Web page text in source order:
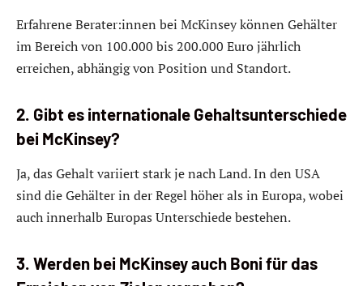
Erfahrene Berater:innen bei McKinsey können Gehälter
im Bereich von 100.000 bis 200.000 Euro jährlich
erreichen, abhängig von Position und Standort.
2. Gibt es internationale Gehaltsunterschiede
bei McKinsey?
Ja, das Gehalt variiert stark je nach Land. In den USA
sind die Gehälter in der Regel höher als in Europa, wobei
auch innerhalb Europas Unterschiede bestehen.
3. Werden bei McKinsey auch Boni für das